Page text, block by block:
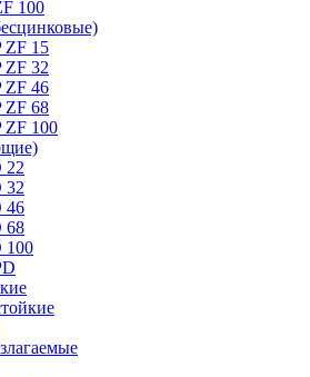
100
ZF 15
32
ZF 46
ZF 68
100
22
32
46
68
100